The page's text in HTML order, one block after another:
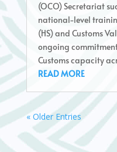
(OCO) Secretariat
national-level
(HS) and Customs
ongoing
Customs capacity
READ MORE
« Older Entries